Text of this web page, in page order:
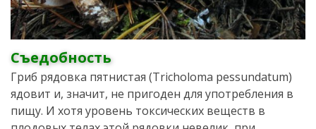
Съедобность
Гриб рядовка пятнистая (Tricholoma pessundatum)
ядовит и, значит, не пригоден для употребления в
пищу. И хотя уровень токсических веществ в